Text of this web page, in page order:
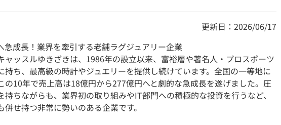
更新日：2026/06/17
成長！業界を牽引する老舗ラグジュアリー企業
ャッスルゆきざきは、1986年の設立以来、富裕層や著名人・プロスポーツ
持ち、最高級の時計やジュエリーを提供し続けています。全国の一等地に
の10年で売上高は18億円から277億円へと劇的な急成長を遂げました。圧
持ちながらも、業界初の取り組みやIT部門への積極的な投資を行うなど、
せ持つ非常に勢いのある企業です。